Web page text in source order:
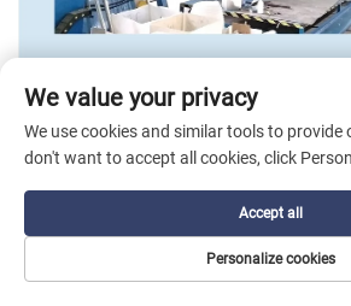
We value your privacy
We use cookies and similar tools to provide
don't want to accept all cookies, click
Personalize cookies
Accept all